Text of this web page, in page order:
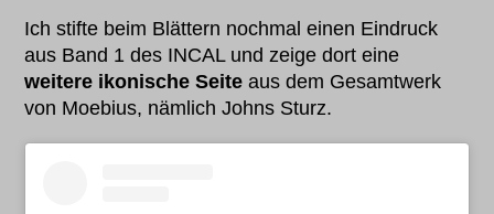
Ich stifte beim Blättern nochmal einen Eindruck
aus Band 1 des INCAL und zeige dort eine
weitere ikonische Seite aus dem Gesamtwerk
von Moebius, nämlich Johns Sturz.